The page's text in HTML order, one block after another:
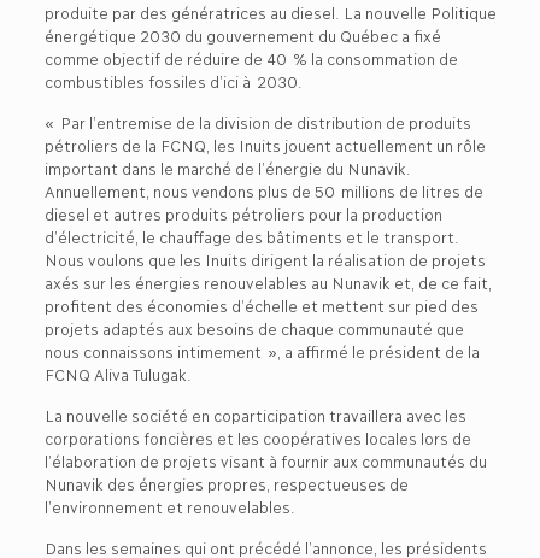
produite par des génératrices au diesel. La nouvelle Politique
énergétique 2030 du gouvernement du Québec a fixé
comme objectif de réduire de 40 % la consommation de
combustibles fossiles d’ici à 2030.
« Par l’entremise de la division de distribution de produits
pétroliers de la FCNQ, les Inuits jouent actuellement un rôle
important dans le marché de l’énergie du Nunavik.
Annuellement, nous vendons plus de 50 millions de litres de
diesel et autres produits pétroliers pour la production
d’électricité, le chauffage des bâtiments et le transport.
Nous voulons que les Inuits dirigent la réalisation de projets
axés sur les énergies renouvelables au Nunavik et, de ce fait,
profitent des économies d’échelle et mettent sur pied des
projets adaptés aux besoins de chaque communauté que
nous connaissons intimement », a affirmé le président de la
FCNQ Aliva Tulugak.
La nouvelle société en coparticipation travaillera avec les
corporations foncières et les coopératives locales lors de
l’élaboration de projets visant à fournir aux communautés du
Nunavik des énergies propres, respectueuses de
l’environnement et renouvelables.
Dans les semaines qui ont précédé l’annonce, les présidents